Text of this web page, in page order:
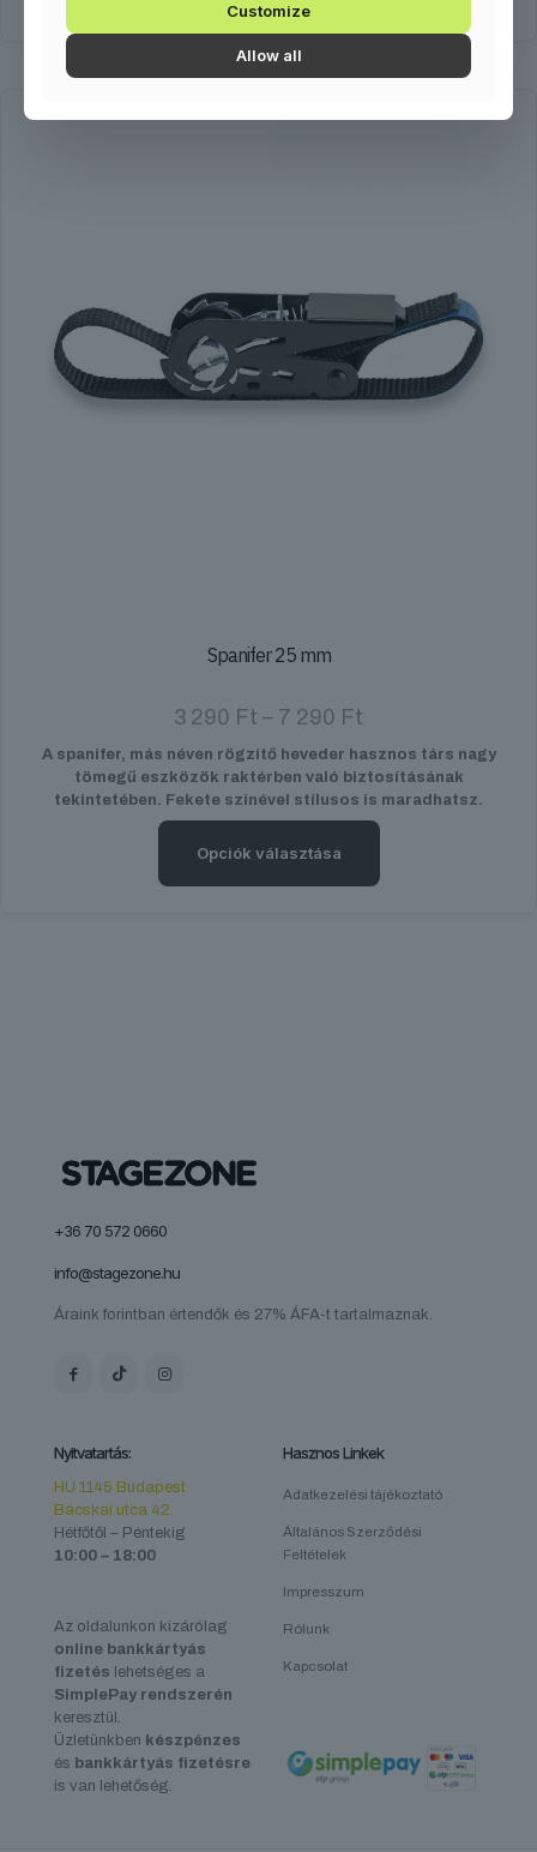
Spanifer 25 mm
3 290 Ft – 7 290 Ft
290 Ft
-
7
290 Ft
A spanifer, más néven rögzítő heveder hasznos társ nagy
tömegű eszközök raktérben való biztosításának
tekintetében. Fekete színével stílusos is maradhatsz.
Opciók választása
+36 70 572 0660
info@stagezone.hu
Áraink forintban értendők és 27% ÁFA-t tartalmaznak.
Nyitvatartás:
HU 1145 Budapest
Bácskai utca 42.
Hétfőtől – Péntekig
10:00 – 18:00
Az oldalunkon kizárólag
online bankkártyás
fizetés lehetséges a
SimplePay rendszerén
keresztül.
Üzletünkben készpénzes
és bankkártyás fizetésre
is van lehetőség.
Hasznos Linkek
Adatkezelési tájékoztató
Általános Szerződési
Feltételek
Impresszum
Rólunk
Kapcsolat
Customize
Allow all